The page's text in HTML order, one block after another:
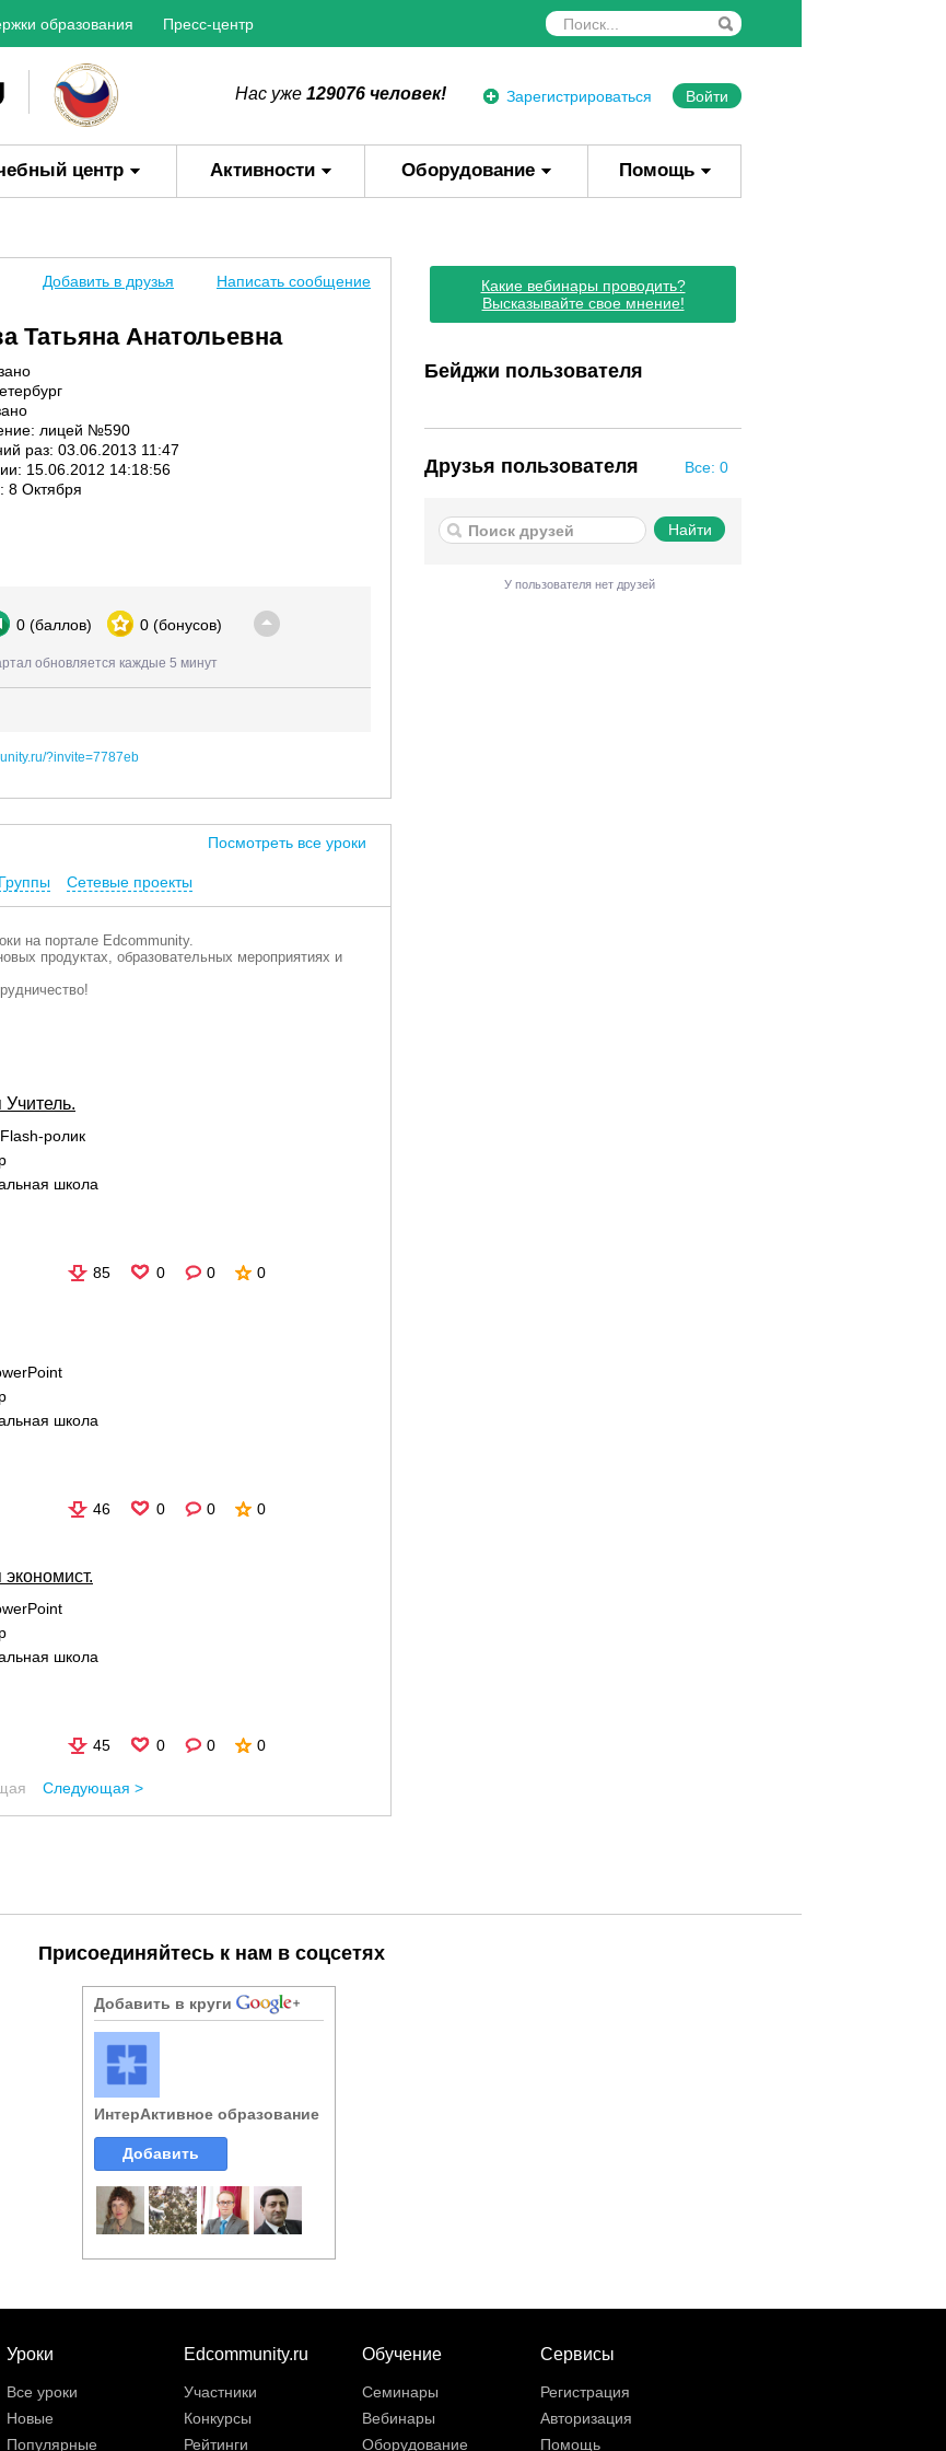
образования Пресс-центр
Зарегистрироваться Войти
Нас уже 129076 человек!
центр Активности Оборудование Помощь
Добавить в друзья Написать сообщение
Татьяна Анатольевна
лицей №590
раз: 03.06.2013 11:47
15.06.2012 14:18:56
8 Октября
0 (баллов) 0 (бонусов)
обновляется каждые 5 минут
?invite=7787eb
Посмотреть все уроки
Группы Сетевые проекты
на портале Edcommunity.
продуктах, образовательных мероприятиях и
ролик
школа
85 0 0 0
школа
46 0 0 0
школа
45 0 0 0
Следующая >
Какие вебинары проводить?
Высказывайте свое мнение!
Бейджи пользователя
Все: 0
Друзья пользователя
У пользователя нет друзей
Присоединяйтесь к нам в соцсетях
Добавить в круги
ИнтерАктивное образование
Добавить
Уроки
Все уроки
Новые
Популярные
Edcommunity.ru
Участники
Конкурсы
Рейтинги
Обучение
Семинары
Вебинары
Оборудование
Сервисы
Регистрация
Авторизация
Помощь